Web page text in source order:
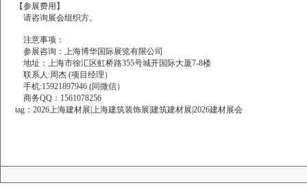
【参展费用】
请咨询展会组织方。
注意事项：
参展咨询：上海博华国际展览有限公司
地址：上海市徐汇区虹桥路355号城开国际大厦7-8楼
联系人:周杰 (项目经理）
手机:15921897946 (同微信）
商务QQ：1561078256
tag：2026上海建材展|上海建筑装饰展|建筑建材展|2026建材展会